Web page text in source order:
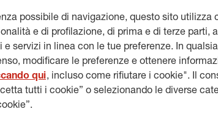
PRIVACY & GDPR GENERALI.COM
possibile di navigazione, questo sito utilizza
e di profilazione, di prima e di terze parti,
servizi in linea con le tue preferenze. In
modificare le preferenze e ottenere
qui, incluso come rifiutare i cookie". Il
tutti i cookie” o selezionando le diverse